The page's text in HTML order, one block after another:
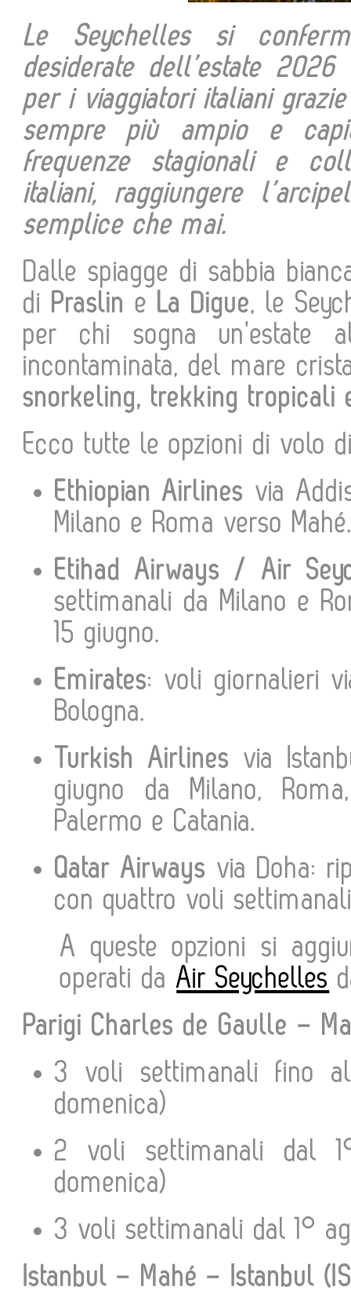
Le Seychelles si
desiderate dell’estate
per i viaggiatori italiani
sempre più ampio e
frequenze stagionali e
italiani, raggiungere
semplice che mai.
Dalle spiagge di sabbia
di Praslin e La Digue, le
per chi sogna un’estate
incontaminata, del mare
snorkeling, trekking tropicali
Ecco tutte le opzioni di volo
Ethiopian Airlines via
Milano e Roma verso Mahé.
Etihad Airways / Air
settimanali da Milano e
15 giugno.
Emirates: voli giornalieri
Bologna.
Turkish Airlines via
giugno da Milano,
Palermo e Catania.
Qatar Airways via Doha:
con quattro voli
A queste opzioni si
operati daAir Seychelles
Parigi Charles de Gaulle –
3 voli settimanali fino
domenica)
2 voli settimanali dal
domenica)
3 voli settimanali dal 1°
Istanbul – Mahé – Istanbul